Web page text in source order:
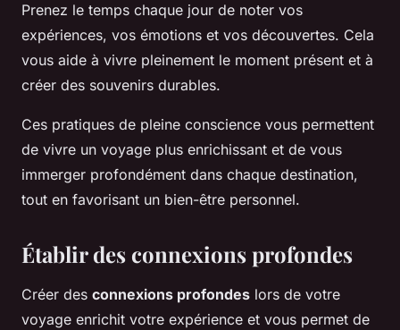
Prenez le temps chaque jour de noter vos
expériences, vos émotions et vos découvertes. Cela
vous aide à vivre pleinement le moment présent et à
créer des souvenirs durables.
Ces pratiques de pleine conscience vous permettent
de vivre un voyage plus enrichissant et de vous
immerger profondément dans chaque destination,
tout en favorisant un bien-être personnel.
Établir des connexions profondes
Créer des connexions profondes lors de votre
voyage enrichit votre expérience et vous permet de